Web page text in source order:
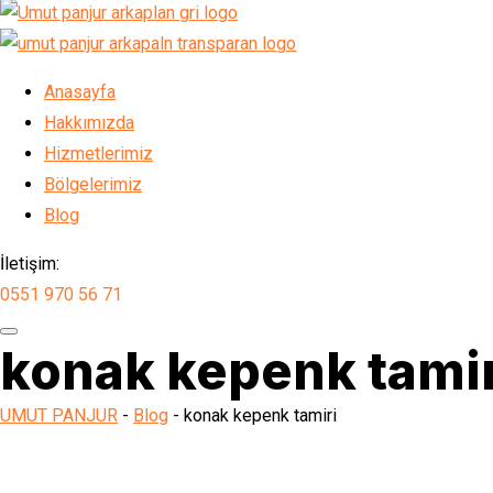
Anasayfa
Hakkımızda
Hizmetlerimiz
Bölgelerimiz
Blog
İletişim:
0551 970 56 71
konak kepenk
UMUT PANJUR - Blog - konak kepenk tamiri